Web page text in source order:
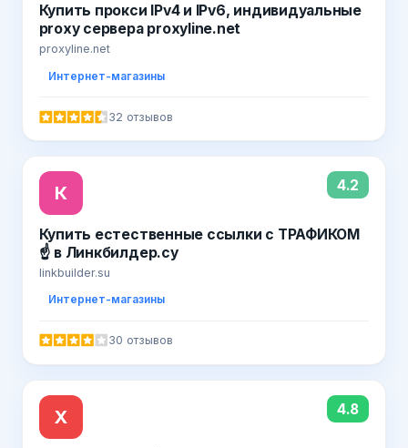
Купить прокси IPv4 и IPv6, индивидуальные
proxy сервера proxyline.net
proxyline.net
Интернет-магазины
32 отзывов
К 4.2
Купить естественные ссылки с ТРАФИКОМ
☝ в Линкбилдер.су
linkbuilder.su
Интернет-магазины
30 отзывов
Х 4.8